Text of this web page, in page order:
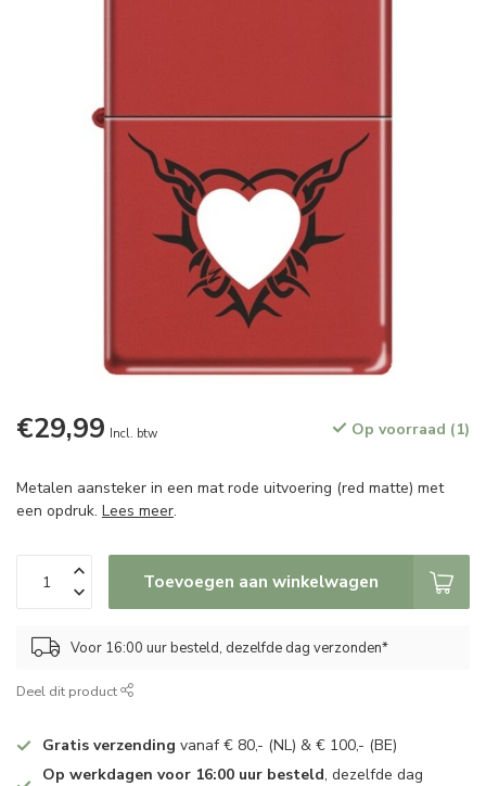
€29,99 Incl. btw Op voorraad (1)
Metalen aansteker in een mat rode uitvoering (red matte) met
een opdruk. Lees meer.
Toevoegen aan winkelwagen
Voor 16:00 uur besteld, dezelfde dag verzonden*
Deel dit product
Gratis verzending vanaf € 80,- (NL) & € 100,- (BE)
Op werkdagen voor 16:00 uur besteld, dezelfde dag